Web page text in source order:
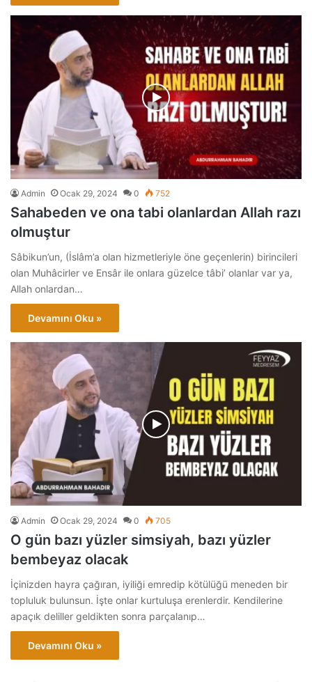
Admin Ocak 29, 2024 0 752
Sahabeden ve ona tabi olanlardan Allah razı
olmuştur
Sâbikun’un, (İslâm’a olan hizmetleriyle öne geçenlerin) birincileri
olan Muhâcirler ve Ensâr ile onlara güzelce tâbi’ olanlar var ya,
Allah onlardan…
Devamını Oku »
Admin Ocak 29, 2024 0 705
O gün bazı yüzler simsiyah, bazı yüzler
bembeyaz olacak
İçinizden hayra çağıran, iyiliği emredip kötülüğü meneden bir
topluluk bulunsun. İşte onlar kurtuluşa erenlerdir. Kendilerine
apaçık deliller geldikten sonra parçalanıp…
Devamını Oku »